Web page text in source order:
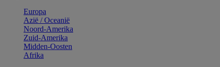
Europa
Aziё / Oceaniё
Noord-Amerika
Zuid-Amerika
Midden-Oosten
Afrika